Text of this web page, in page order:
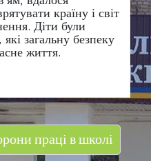
країну і світ
Діти були
загальну безпеку
життя.
праці в школі